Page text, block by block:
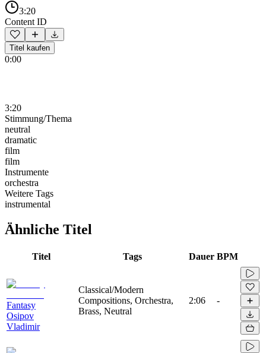
3:20
Content ID
Titel kaufen
0:00
3:20
Stimmung/Thema
neutral
dramatic
film
film
Instrumente
orchestra
Weitere Tags
instrumental
Ähnliche Titel
Titel Tags Dauer BPM
Fantasy
Osipov
Vladimir
Classical/Modern
Compositions, Orchestra,
Brass, Neutral
2:06 -